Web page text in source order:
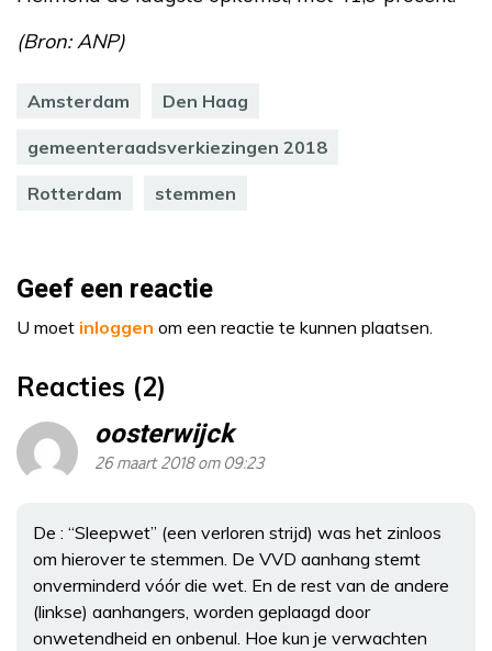
(Bron: ANP)
Amsterdam Den Haag
gemeenteraadsverkiezingen 2018
Rotterdam stemmen
Geef een reactie
U moet inloggen om een reactie te kunnen plaatsen.
Reacties (2)
oosterwijck
26 maart 2018 om 09:23
De : “Sleepwet” (een verloren strijd) was het zinloos
om hierover te stemmen. De VVD aanhang stemt
onverminderd vóór die wet. En de rest van de andere
(linkse) aanhangers, worden geplaagd door
onwetendheid en onbenul. Hoe kun je verwachten